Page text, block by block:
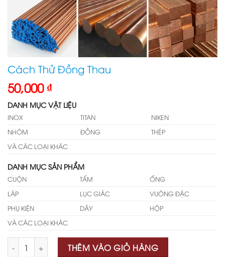
Cách Thử Đồng Thau
50,000 ₫
DANH MỤC VẬT LIỆU
INOX TITAN
NIKEN
NHÔM
ĐỒNG
THÉP
VÀ CÁC LOẠI KHÁC
DANH MỤC SẢN PHẨM
CUỘN TẤM
ỐNG
LÁP
LỤC GIÁC
VUÔNG ĐẶC
PHỤ KIỆN
DÂY
HỘP
VÀ CÁC LOẠI KHÁC
THÊM VÀO GIỎ HÀNG